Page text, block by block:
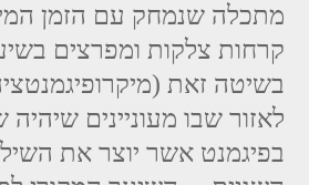
מתכלה שנמחק עם הזמן
קרחות צלקות ומפרצים
בשיטה זאת
לאזור שבו מעוניינים
בפיגמנט אשר יוצר את